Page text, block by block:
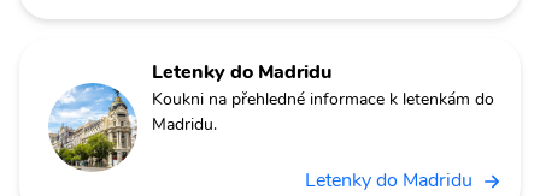
Letenky do Madridu
Koukni na přehledné informace k letenkám do
Madridu.
Letenky do Madridu